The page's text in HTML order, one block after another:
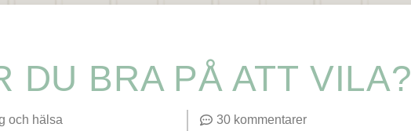
DU BRA PÅ ATT VILA?
och hälsa 30 kommentarer